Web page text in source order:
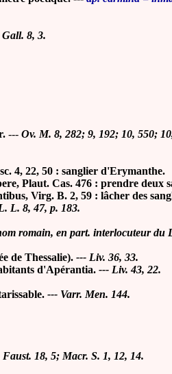
8, 3.
--- Ov. M. 8, 282; 9, 192; 10, 550;
4, 22, 50 : sanglier d'Erymanthe.
Plaut. Cas. 476 : prendre
Virg. B. 2, 59 : lâcher des
L. 8, 47, p. 183.
romain, en part. interlocuteur du
de Thessalie). --- Liv. 36, 33.
d'Apérantia. --- Liv. 43, 22.
--- Varr. Men. 144.
18, 5; Macr. S. 1, 12, 14.